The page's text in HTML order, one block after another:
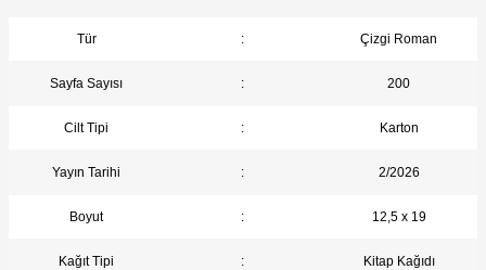
Tür : Çizgi Roman
Sayfa Sayısı : 200
Cilt Tipi : Karton
Yayın Tarihi : 2/2026
Boyut : 12,5 x 19
Kağıt Tipi : Kitap Kağıdı